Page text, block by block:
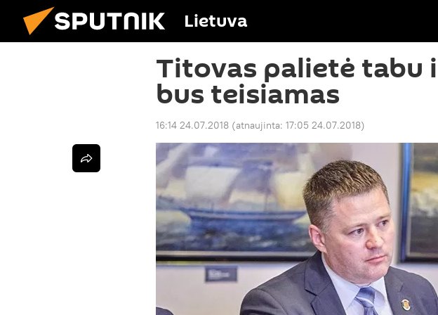
Lietuva
Titovas palietė tabu
bus teisiamas
16:14 24.07.2018 (atnaujinta: 17:05 24.07.2018)